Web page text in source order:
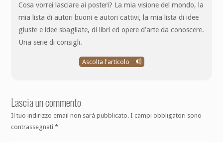
Cosa vorrei lasciare ai posteri? La mia visione del mondo, la
mia lista di autori buoni e autori cattivi, la mia lista di idee
giuste e idee sbagliate, di libri ed opere d’arte da conoscere.
Una serie di consigli.
Ascolta l'articolo
Lascia un commento
Il tuo indirizzo email non sarà pubblicato. I campi obbligatori sono
contrassegnati*